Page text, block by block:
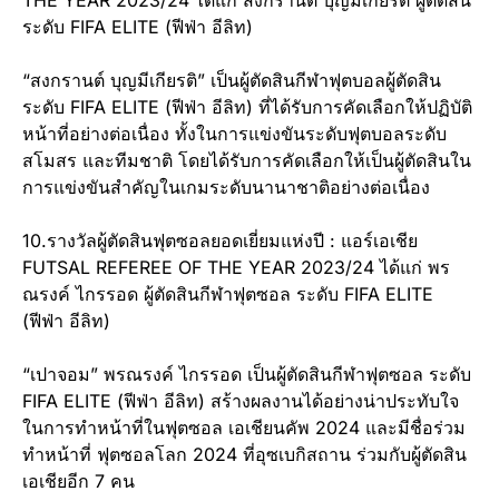
ระดับ FIFA ELITE (ฟีฟ่า อีลิท)
“สงกรานต์ บุญมีเกียรติ” เป็นผู้ตัดสินกีฬาฟุตบอลผู้ตัดสิน
ระดับ FIFA ELITE (ฟีฟ่า อีลิท) ที่ได้รับการคัดเลือกให้ปฏิบัติ
หน้าที่อย่างต่อเนื่อง ทั้งในการแข่งขันระดับฟุตบอลระดับ
สโมสร และทีมชาติ โดยได้รับการคัดเลือกให้เป็นผู้ตัดสินใน
การแข่งขันสำคัญในเกมระดับนานาชาติอย่างต่อเนื่อง
10.รางวัลผู้ตัดสินฟุตซอลยอดเยี่ยมแห่งปี : แอร์เอเชีย
FUTSAL REFEREE OF THE YEAR 2023/24 ได้แก่ พร
ณรงค์ ไกรรอด ผู้ตัดสินกีฬาฟุตซอล ระดับ FIFA ELITE
(ฟีฟ่า อีลิท)
“เปาจอม” พรณรงค์ ไกรรอด เป็นผู้ตัดสินกีฬาฟุตซอล ระดับ
FIFA ELITE (ฟีฟ่า อีลิท) สร้างผลงานได้อย่างน่าประทับใจ
ในการทำหน้าที่ในฟุตซอล เอเชียนคัพ 2024 และมีชื่อร่วม
ทำหน้าที่ ฟุตซอลโลก 2024 ที่อุซเบกิสถาน ร่วมกับผู้ตัดสิน
เอเชียอีก 7 คน